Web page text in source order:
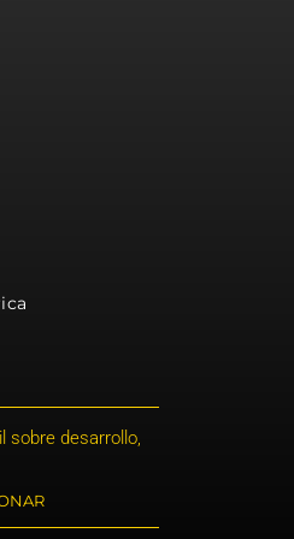
sobre desarrollo,